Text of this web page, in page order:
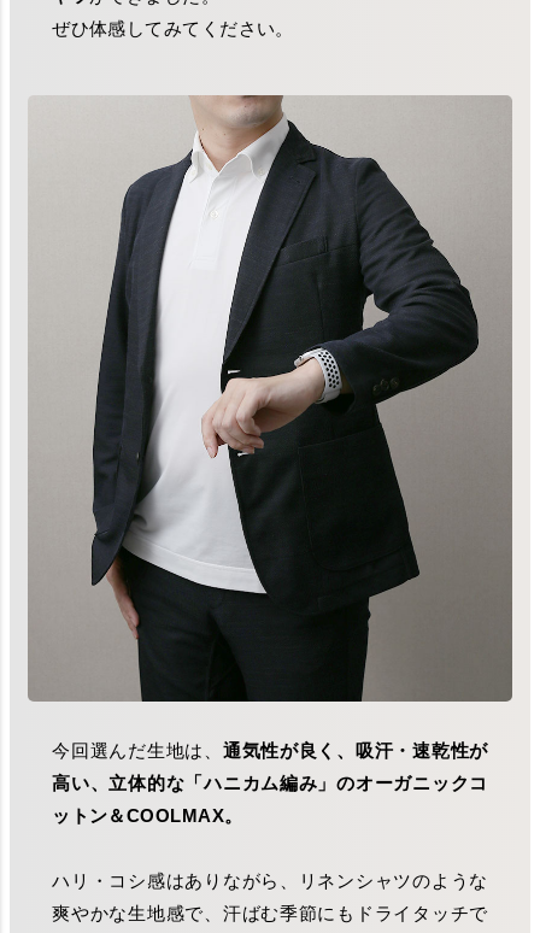
ぜひ体感してみてください。
今回選んだ生地は、 通気性が良く、吸汗・速乾性が
高い、立体的な「ハニカム編み」のオーガニックコ
ットン＆COOLMAX。
ハリ・コシ感はありながら、リネンシャツのような
爽やかな生地感で、汗ばむ季節にもドライタッチで